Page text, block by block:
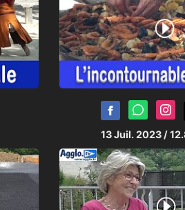
13 Juil. 2023 /